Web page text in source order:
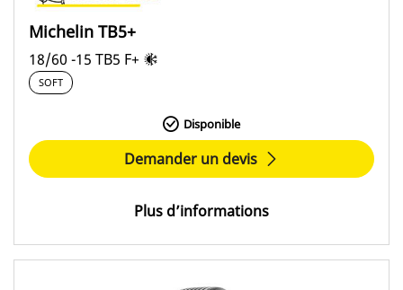
Michelin TB5+
18/60 -15 TB5 F+
SOFT
Disponible
Demander un devis
Plus d’informations